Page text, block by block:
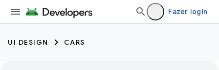
Fazer login
UI DESIGN CARS